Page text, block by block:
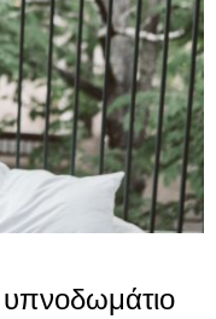
υπνοδωμάτιο